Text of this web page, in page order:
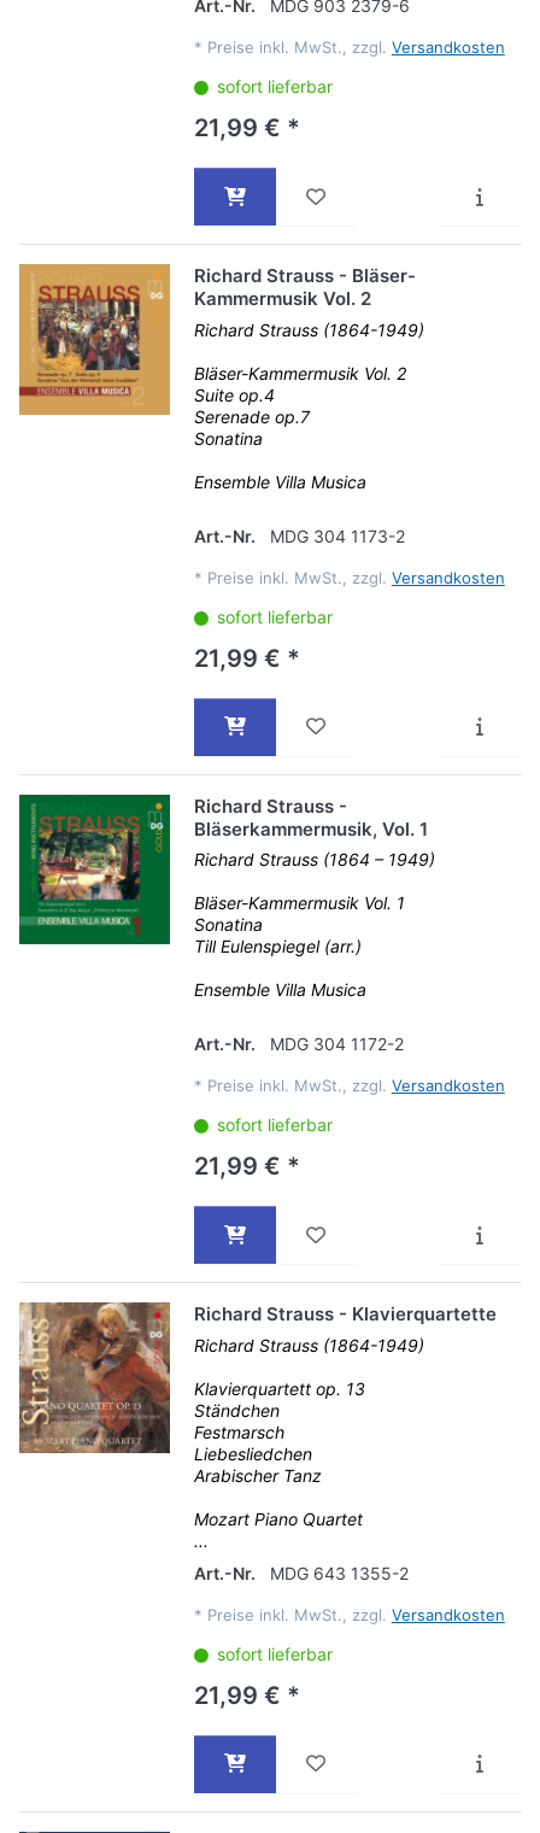
Art.-Nr. MDG 903 2379-6
* Preise inkl. MwSt., zzgl. Versandkosten
sofort lieferbar
21,99 € *
Richard Strauss - Bläser-
Kammermusik Vol. 2
Richard Strauss (1864-1949)
Bläser-Kammermusik Vol. 2
Suite op.4
Serenade op.7
Sonatina
Ensemble Villa Musica
Art.-Nr. MDG 304 1173-2
* Preise inkl. MwSt., zzgl. Versandkosten
sofort lieferbar
21,99 € *
Richard Strauss -
Bläserkammermusik, Vol. 1
Richard Strauss (1864 – 1949)
Bläser-Kammermusik Vol. 1
Sonatina
Till Eulenspiegel (arr.)
Ensemble Villa Musica
Art.-Nr. MDG 304 1172-2
* Preise inkl. MwSt., zzgl. Versandkosten
sofort lieferbar
21,99 € *
Richard Strauss - Klavierquartette
Richard Strauss (1864-1949)
Klavierquartett op. 13
Ständchen
Festmarsch
Liebesliedchen
Arabischer Tanz
Mozart Piano Quartet
...
Art.-Nr.
MDG 643 1355-2
* Preise inkl. MwSt., zzgl. Versandkosten
sofort lieferbar
21,99 € *